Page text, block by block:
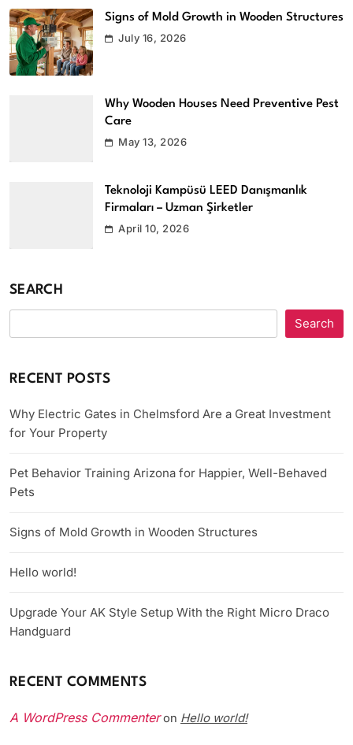
Signs of Mold Growth in Wooden Structures
July 16, 2026
Why Wooden Houses Need Preventive Pest
Care
May 13, 2026
Teknoloji Kampüsü LEED Danışmanlık
Firmaları – Uzman Şirketler
April 10, 2026
SEARCH
Search
RECENT POSTS
Why Electric Gates in Chelmsford Are a Great Investment
for Your Property
Pet Behavior Training Arizona for Happier, Well-Behaved
Pets
Signs of Mold Growth in Wooden Structures
Hello world!
Upgrade Your AK Style Setup With the Right Micro Draco
Handguard
RECENT COMMENTS
A WordPress Commenteron Hello world!